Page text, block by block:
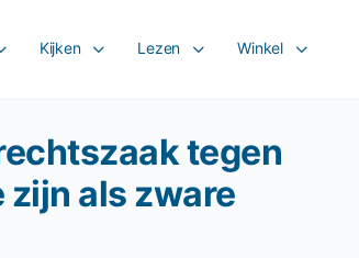
Kijken Lezen Winkel
tegen
zijn als zware